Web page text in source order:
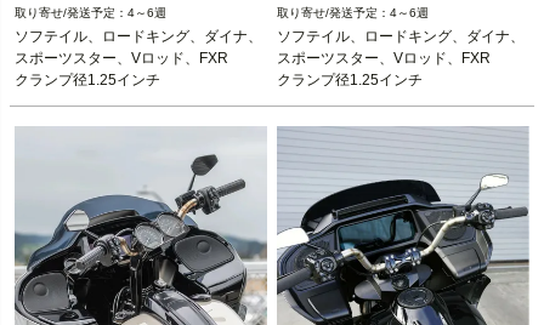
4～6週
ソフテイル、ロードキング、ダイナ、
スポーツスター、Vロッド、FXR
クランプ径1.25インチ
4～6週
ソフテイル、ロードキング、ダイナ、
スポーツスター、Vロッド、FXR
クランプ径1.25インチ